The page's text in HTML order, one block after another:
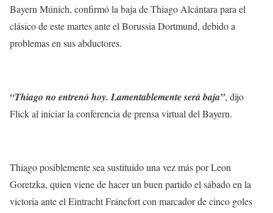
Bayern Múnich, confirmó la baja de Thiago Alcántara para el
clásico de este martes ante el Borussia Dortmund, debido a
problemas en sus abductores.
“Thiago no entrenó hoy. Lamentablemente será baja”, dijo
Flick al iniciar la conferencia de prensa virtual del Bayern.
Thiago posiblemente sea sustituido una vez más por Leon
Goretzka, quien viene de hacer un buen partido el sábado en la
victoria ante el Eintracht Fráncfort con marcador de cinco goles